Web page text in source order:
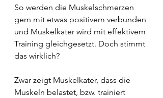
So werden die Muskelschmerzen
gern mit etwas positivem verbunden
und Muskelkater wird mit effektivem
Training gleichgesetzt. Doch stimmt
das wirklich?
Zwar zeigt Muskelkater, dass die
Muskeln belastet, bzw. trainiert